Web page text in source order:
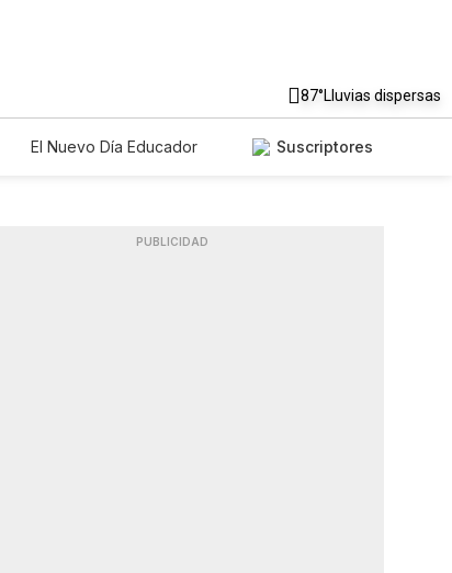
87°Lluvias dispersas
El Nuevo Día Educador
Suscriptores
PUBLICIDAD